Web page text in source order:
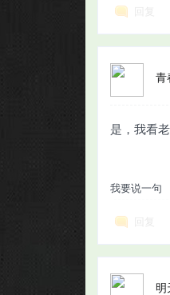
青
是，我看
我要说一句
明